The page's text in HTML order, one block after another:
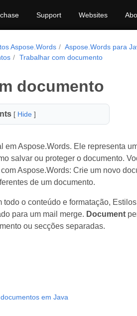
Support Websites
Aspose.Words Aspose.Words para
Trabalhar com documento
documento
[ Hide ]
em Aspose.Words. Ele representa
salvar ou proteger o documento.
Aspose.Words: Crie um novo
de um documento.
todo o conteúdo e formatação,
para um mail merge. Document
ou secções separadas.
em Java